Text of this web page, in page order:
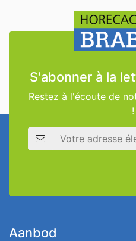
S'abonner à la
Restez à l'écoute de
!
Adresse électronique
Aanbod